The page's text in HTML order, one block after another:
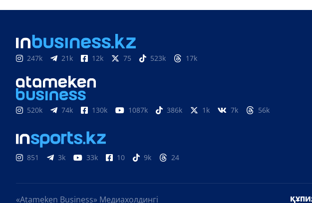
247k 21k 12k 75 523k 17k
520k 74k 130k 1087k 386k 1k 7k 56k
851 3k 33k 10 9k 24
«Atameken Business» Медиахолдингі